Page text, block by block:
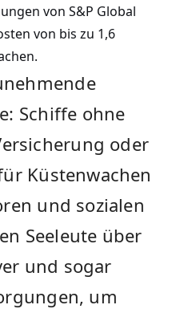
von S&P Global
von bis zu 1,6
Schiffe ohne
oder
Küstenwachen
und sozialen
Seeleute über
und sogar
um